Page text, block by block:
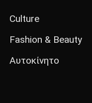
Culture
Fashion & Beauty
Αυτοκίνητο